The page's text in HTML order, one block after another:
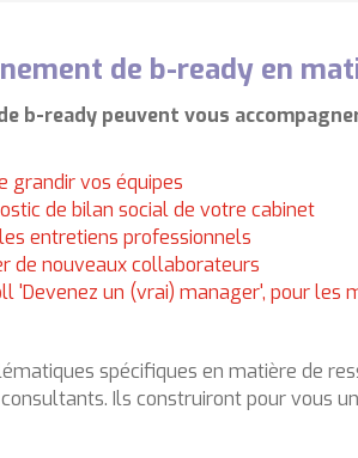
de b-ready en
b-ready peuvent vous
grandir vos équipes
de bilan social de votre cabinet
entretiens professionnels
de nouveaux collaborateurs
'Devenez un (vrai) manager', pour les
spécifiques en matière de
Ils construiront pour vous